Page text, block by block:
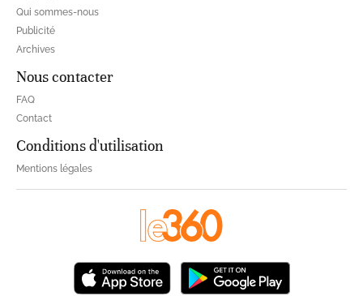
Qui sommes-nous
Publicité
Archives
Nous contacter
FAQ
Contact
Conditions d'utilisation
Mentions légales